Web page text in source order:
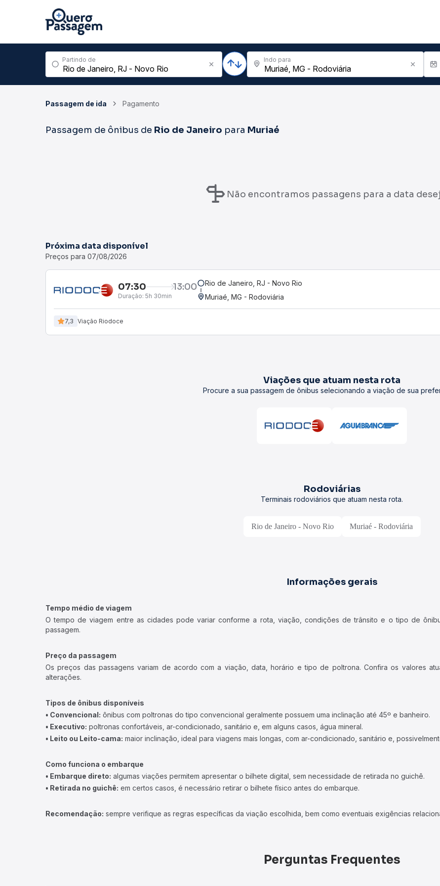
Partindo de Indo para
Passagem de ida Pagamento
Passagem de ônibus de Rio de Janeiro para Muriaé
Não encontramos passagens para a data
Próxima data disponível
Preços para 07/08/2026
07:30 13:00
Duração: 5h 30min
Rio de Janeiro, RJ - Novo Rio
Muriaé, MG - Rodoviária
7,3 Viação Riodoce
Viações que atuam nesta rota
Procure a sua passagem de ônibus selecionando a viação de sua
Rodoviárias
Terminais rodoviários que atuam nesta rota.
Rio de Janeiro - Novo Rio Muriaé - Rodoviária
Informações gerais
Tempo médio de viagem
O tempo de viagem entre as cidades pode variar conforme a rota, viação, condições de trânsito e o tipo de
passagem.
Preço da passagem
Os preços das passagens variam de acordo com a viação, data, horário e tipo de poltrona. Confira os valores
alterações.
Tipos de ônibus disponíveis
• Convencional: ônibus com poltronas do tipo convencional geralmente possuem uma inclinação até 45º e banheiro.
• Executivo: poltronas confortáveis, ar-condicionado, sanitário e, em alguns casos, água mineral.
• Leito ou Leito-cama: maior inclinação, ideal para viagens mais longas, com ar-condicionado, sanitário e,
Como funciona o embarque
• Embarque direto: algumas viações permitem apresentar o bilhete digital, sem necessidade de retirada no guichê.
• Retirada no guichê: em certos casos, é necessário retirar o bilhete físico antes do embarque.
Recomendação: sempre verifique as regras específicas da viação escolhida, bem como eventuais exigências
Perguntas Frequentes